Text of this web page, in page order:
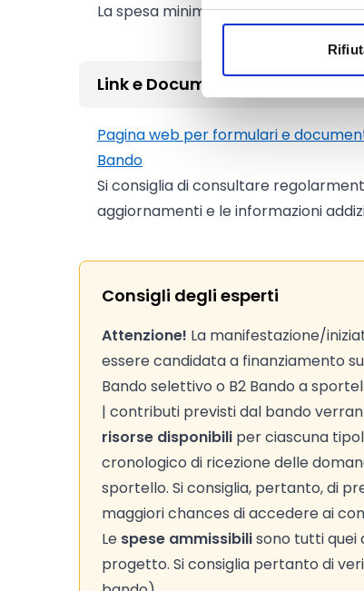
La spesa minima ammissibile è pari a
Link e Documenti
Pagina web per formulari e
Bando
Si consiglia di consultare
aggiornamenti e le informazioni
Consigli degli esperti
Attenzione! La manifestazione/
essere candidata a finanziamento su
Bando selettivo o B2 Bando a
| contributi previsti dal bando
risorse disponibili per ciascuna
cronologico di ricezione delle
sportello. Si consiglia, pertanto, di
maggiori chances di accedere ai
Le spese ammissibilisono tutti quei
progetto. Si consiglia pertanto di